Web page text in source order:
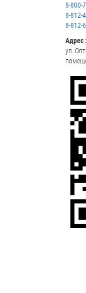
8-800-
8-812-
8-812-
Адрес :
ул.